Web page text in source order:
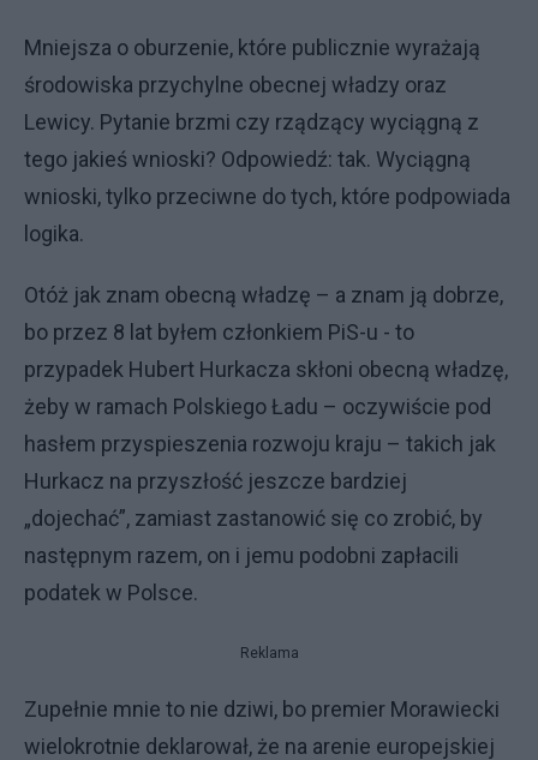
Mniejsza o oburzenie, które publicznie wyrażają
środowiska przychylne obecnej władzy oraz
Lewicy. Pytanie brzmi czy rządzący wyciągną z
tego jakieś wnioski? Odpowiedź: tak. Wyciągną
wnioski, tylko przeciwne do tych, które podpowiada
logika.
Otóż jak znam obecną władzę – a znam ją dobrze,
bo przez 8 lat byłem członkiem PiS-u - to
przypadek Hubert Hurkacza skłoni obecną władzę,
żeby w ramach Polskiego Ładu – oczywiście pod
hasłem przyspieszenia rozwoju kraju – takich jak
Hurkacz na przyszłość jeszcze bardziej
„dojechać”, zamiast zastanowić się co zrobić, by
następnym razem, on i jemu podobni zapłacili
podatek w Polsce.
Reklama
Zupełnie mnie to nie dziwi, bo premier Morawiecki
wielokrotnie deklarował, że na arenie europejskiej